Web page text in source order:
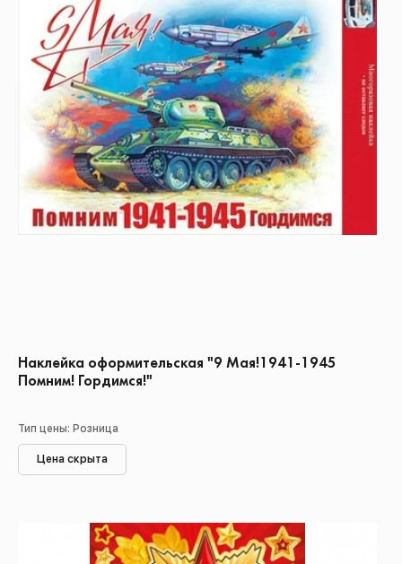
Наклейка оформительская "9 Мая!1941-1945
Помним! Гордимся!"
Тип цены: Розница
Цена скрыта